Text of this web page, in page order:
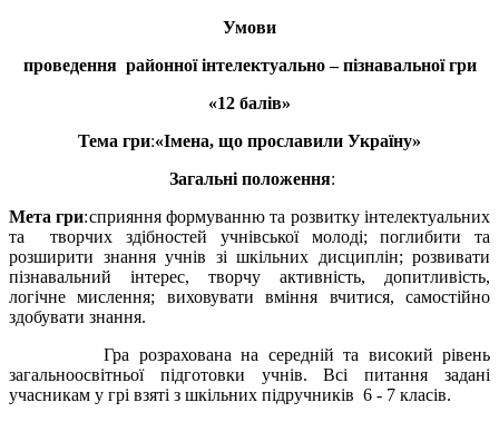
Умови
проведення районної інтелектуально – пізнавальної гри
«12 балів»
Тема гри«Імена, що прославили Україну»
Загальні положення
Мета гри
та творчих здібностей учнівської молоді; поглибити та
розширити знання учнів зі шкільних дисциплін; розвивати
пізнавальний інтерес, творчу активність, допитливість,
логічне мислення; виховувати вміння вчитися, самостійно
здобувати знання.
Гра розрахована на середній та високий рівень
загальноосвітньої підготовки учнів. Всі питання задані
учасникам у грі взяті з шкільних підручників 6 - 7 класів.